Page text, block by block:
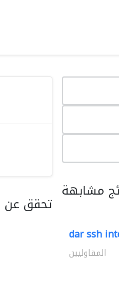
تحقق عن
مشابهة
dar ssh
المقاوليين